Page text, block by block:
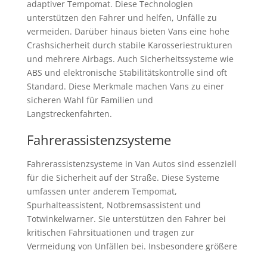
adaptiver Tempomat. Diese Technologien
unterstützen den Fahrer und helfen, Unfälle zu
vermeiden. Darüber hinaus bieten Vans eine hohe
Crashsicherheit durch stabile Karosseriestrukturen
und mehrere Airbags. Auch Sicherheitssysteme wie
ABS und elektronische Stabilitätskontrolle sind oft
Standard. Diese Merkmale machen Vans zu einer
sicheren Wahl für Familien und
Langstreckenfahrten.
Fahrerassistenzsysteme
Fahrerassistenzsysteme in Van Autos sind essenziell
für die Sicherheit auf der Straße. Diese Systeme
umfassen unter anderem Tempomat,
Spurhalteassistent, Notbremsassistent und
Totwinkelwarner. Sie unterstützen den Fahrer bei
kritischen Fahrsituationen und tragen zur
Vermeidung von Unfällen bei. Insbesondere größere